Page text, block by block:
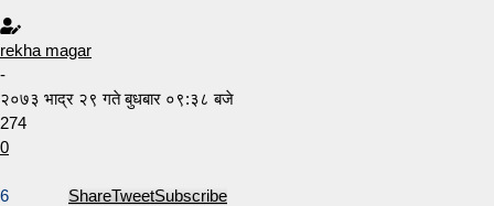
rekha magar
-
२०७३ भाद्र २९ गते बुधबार ०९:३८ बजे
274
0
6
ShareTweetSubscribe